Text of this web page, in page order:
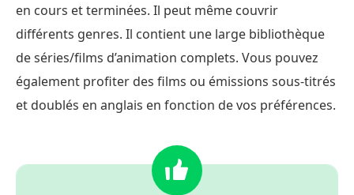
en cours et terminées. Il peut même couvrir
différents genres. Il contient une large bibliothèque
de séries/films d’animation complets. Vous pouvez
également profiter des films ou émissions sous-titrés
et doublés en anglais en fonction de vos préférences.